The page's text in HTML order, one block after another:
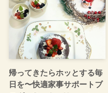
帰ってきたらホッとする毎
日を〜快適家事サポートブ